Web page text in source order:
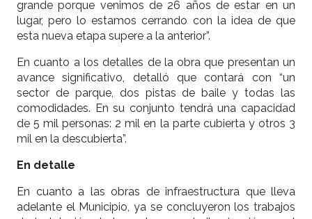
grande porque venimos de 26 años de estar en un
lugar, pero lo estamos cerrando con la idea de que
esta nueva etapa supere a la anterior”.
En cuanto a los detalles de la obra que presentan un
avance significativo, detalló que contará con “un
sector de parque, dos pistas de baile y todas las
comodidades. En su conjunto tendrá una capacidad
de 5 mil personas: 2 mil en la parte cubierta y otros 3
mil en la descubierta”.
En detalle
En cuanto a las obras de infraestructura que lleva
adelante el Municipio, ya se concluyeron los trabajos